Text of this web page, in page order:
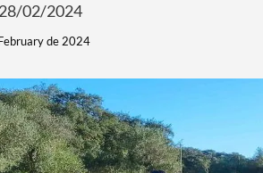
02/2024
de 2024